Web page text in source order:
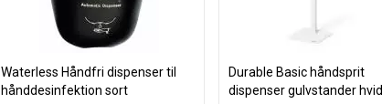
Waterless Håndfri dispenser til
hånddesinfektion sort
Durable Basic håndsprit
dispenser gulvstander hvid